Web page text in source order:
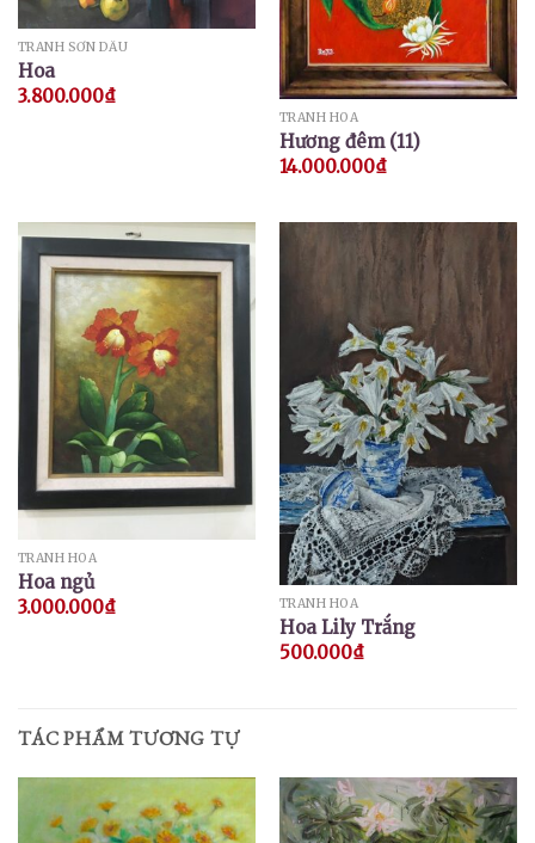
TRANH SƠN DẦU
Hoa
3.800.000₫
TRANH HOA
Hương đêm (11)
14.000.000₫
TRANH HOA
Hoa ngủ
3.000.000₫ TRANH HOA
Hoa Lily Trắng
500.000₫
TÁC PHẨM TƯƠNG TỰ